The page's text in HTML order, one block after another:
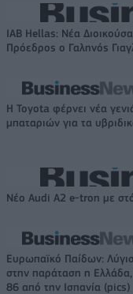
IAB Hellas: Νέα
Πρόεδρος ο Γαληνός
Η Toyota φέρνει νέα
μπαταριών για τα
Νέο Audi A2 e-tron με
Ευρωπαϊκό Παίδων:
στην παράταση η
86 από την Ισπανία (pics)